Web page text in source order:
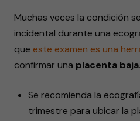
Muchas veces la condición
incidental durante una
que este examen es una
confirmar una placenta baja.
Se recomienda la
trimestre para ubicar la